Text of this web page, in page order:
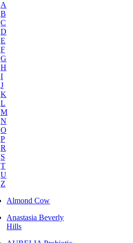
A
B
C
D
E
F
G
H
I
J
K
L
M
N
O
P
R
S
T
U
Z
Almond Cow
Anastasia Beverly
Hills